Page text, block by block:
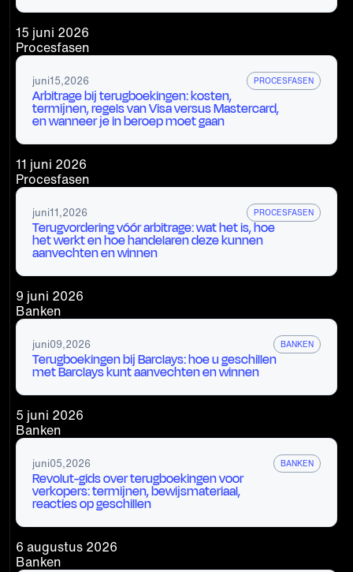
15 juni 2026
Procesfasen
juni15,2026 PROCESFASEN
Arbitrage bij terugboekingen: kosten,
termijnen, regels van Visa versus Mastercard,
en wanneer je in beroep moet gaan
11 juni 2026
Procesfasen
juni11,2026 PROCESFASEN
Terugvordering vóór arbitrage: wat het is, hoe
het werkt en hoe handelaren deze kunnen
aanvechten en winnen
9 juni 2026
Banken
juni09,2026 BANKEN
Terugboekingen bij Barclays: hoe u geschillen
met Barclays kunt aanvechten en winnen
5 juni 2026
Banken
juni05,2026 BANKEN
Revolut-gids over terugboekingen voor
verkopers: termijnen, bewijsmateriaal,
reacties op geschillen
6 augustus 2026
Banken